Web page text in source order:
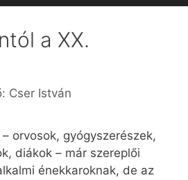
a XX.
Cser István
orvosok, gyógyszerészek,
diákok – már szereplői
énekkaroknak, de az